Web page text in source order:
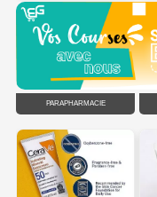
PARAPHARMACIE